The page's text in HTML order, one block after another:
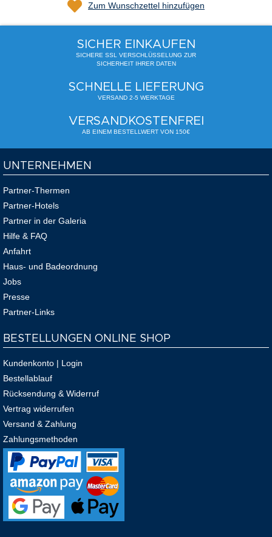
Zum Wunschzettel hinzufügen
SICHER EINKAUFEN
SICHERE SSL VERSCHLÜSSELUNG ZUR
SICHERHEIT IHRER DATEN
SCHNELLE LIEFERUNG
VERSAND 2-5 WERKTAGE
VERSANDKOSTENFREI
AB EINEM BESTELLWERT VON 150€
UNTERNEHMEN
Partner-Thermen
Partner-Hotels
Partner in der Galeria
Hilfe & FAQ
Anfahrt
Haus- und Badeordnung
Jobs
Presse
Partner-Links
BESTELLUNGEN ONLINE SHOP
Kundenkonto | Login
Bestellablauf
Rücksendung & Widerruf
Vertrag widerrufen
Versand & Zahlung
Zahlungsmethoden